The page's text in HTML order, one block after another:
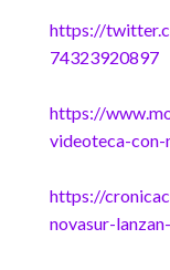
https://
74323920897
https://
videoteca-
https://
novasur-